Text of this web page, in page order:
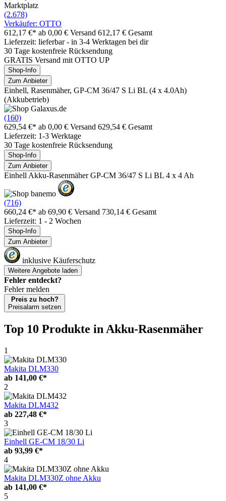
Marktplatz
(2.678)
Verkäufer: OTTO
612,17 €* ab 0,00 € Versand 612,17 € Gesamt
Lieferzeit: lieferbar - in 3-4 Werktagen bei dir
30 Tage kostenfreie Rücksendung
GRATIS Versand mit OTTO UP
Shop-Info
Zum Anbieter
Einhell, Rasenmäher, GP-CM 36/47 S Li BL (4 x 4.0Ah)
(Akkubetrieb)
(160)
629,54 €* ab 0,00 € Versand 629,54 € Gesamt
Lieferzeit: 1-3 Werktage
30 Tage kostenfreie Rücksendung
Shop-Info
Zum Anbieter
Einhell Akku-Rasenmäher GP-CM 36/47 S Li BL 4 x 4 Ah
(716)
660,24 €* ab 69,90 € Versand 730,14 € Gesamt
Lieferzeit: 1 - 2 Wochen
Shop-Info
Zum Anbieter
inklusive Käuferschutz
Weitere Angebote laden
Fehler entdeckt?
Fehler melden
Preis zu hoch?
Preisalarm setzen
Top 10 Produkte in Akku-Rasenmäher
1
Makita DLM330
ab 141,00 €*
2
Makita DLM432
ab 227,48 €*
3
Einhell GE-CM 18/30 Li
ab 93,99 €*
4
Makita DLM330Z ohne Akku
ab 141,00 €*
5